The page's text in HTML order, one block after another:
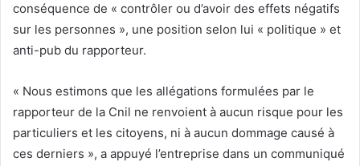
conséquence de « contrôler ou d’avoir des effets négatifs
sur les personnes », une position selon lui « politique » et
anti-pub du rapporteur.
« Nous estimons que les allégations formulées par le
rapporteur de la Cnil ne renvoient à aucun risque pour les
particuliers et les citoyens, ni à aucun dommage causé à
ces derniers », a appuyé l’entreprise dans un communiqué